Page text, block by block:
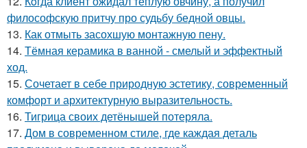
философскую притчу про судьбу бедной овцы.
13. Как отмыть засохшую монтажную пену.
14. Тёмная керамика в ванной - смелый и эффектный
ход.
15. Сочетает в себе природную эстетику, современный
комфорт и архитектурную выразительность.
16. Тигрица своих детёнышей потеряла.
17. Дом в современном стиле, где каждая деталь